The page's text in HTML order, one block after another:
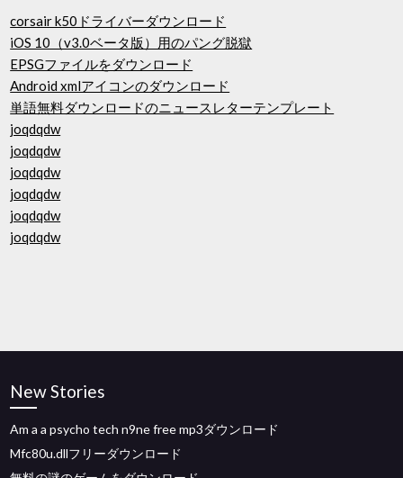
corsair k50ドライバーダウンロード
iOS 10（v3.0ベータ版）用のパング脱獄
EPSGファイルをダウンロード
Android xmlアイコンのダウンロード
単語無料ダウンロードのニュースレターテンプレート
joqdqdw
joqdqdw
joqdqdw
joqdqdw
joqdqdw
joqdqdw
New Stories
Am a a psycho tech n9ne free mp3ダウンロード
Mfc80u.dllフリーダウンロード